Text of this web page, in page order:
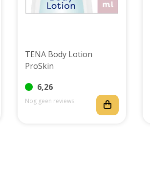
TENA Body Lotion
ProSkin
6,26
Nog geen reviews